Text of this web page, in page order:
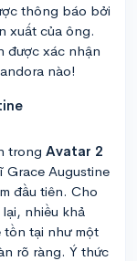
thông báo bởi
xuất của ông.
được xác nhận
nào!
trong Avatar 2
Grace Augustine
đầu tiên. Cho
nhiều khả
tồn tại như một
rõ ràng. Ý thức